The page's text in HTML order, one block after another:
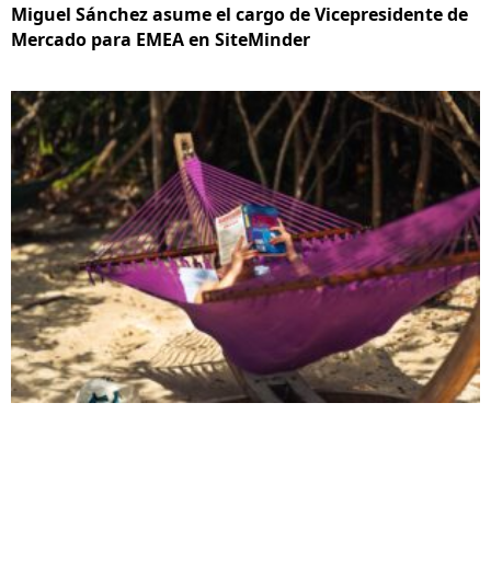
Miguel Sánchez asume el cargo de Vicepresidente de
Mercado para EMEA en SiteMinder